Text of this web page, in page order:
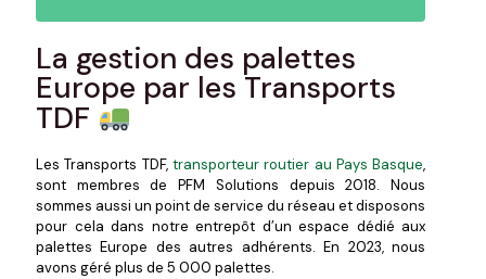
La gestion des palettes
Europe par les Transports
TDF
Les Transports TDF, transporteur routier au Pays Basque,
sont membres de PFM Solutions depuis 2018. Nous
sommes aussi un point de service du réseau et disposons
pour cela dans notre entrepôt d’un espace dédié aux
palettes Europe des autres adhérents. En 2023, nous
avons géré plus de 5 000 palettes.